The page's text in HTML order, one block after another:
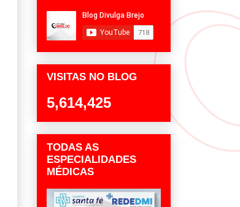
VISITAS NO BLOG
5,614,425
TODAS AS
ESPECIALIDADES
MÉDICAS